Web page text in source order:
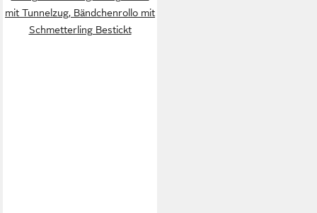
mit Tunnelzug, Bändchenrollo mit
Schmetterling Bestickt